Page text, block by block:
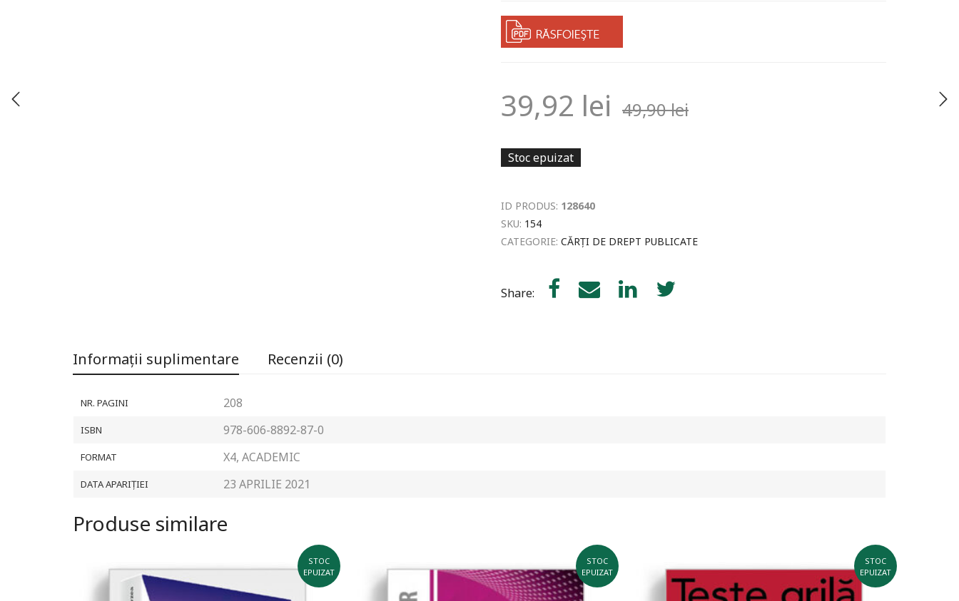
49,90lei
39,92 lei
Stoc epuizat
ID PRODUS: 128640
SKU: 154
CATEGORIE: CĂRȚI DE DREPT PUBLICATE
Share:
Informații suplimentare Recenzii (0)
NR. PAGINI 208
ISBN 978-606-8892-87-0
FORMAT X4, ACADEMIC
DATA APARIȚIEI 23 APRILIE 2021
Produse similare
STOC
EPUIZAT
STOC
EPUIZAT
STOC
EPUIZAT